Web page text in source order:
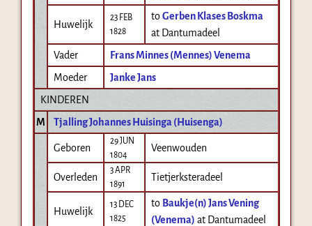
Huwelijk
23 FEB
1828
toGerben Klases Boskma
at Dantumadeel
Vader
Frans Minnes (Mennes) Venema
Moeder
Janke Jans
KINDEREN
M
Tjalling Johannes Huisinga (Huisenga)
Geboren
29 JUN
1804
Veenwouden
Overleden
3 APR
1891
Tietjerksteradeel
Huwelijk
13 DEC
1825
to Baukje(n) Jans Vening
(Venema) at Dantumadeel